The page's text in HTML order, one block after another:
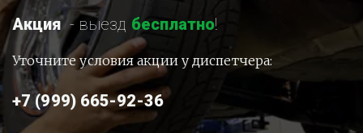
Акция - выезд бесплатно!
Уточните условия акции у диспетчера:
+7 (999) 665-92-36